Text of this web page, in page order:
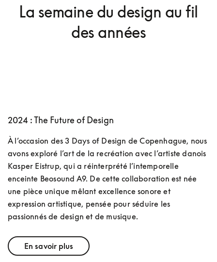
La semaine du design au fil
des années
2024 : The Future of Design
À l’occasion des 3 Days of Design de Copenhague, nous
avons exploré l’art de la recréation avec l’artiste danois
Kasper Eistrup, qui a réinterprété l’intemporelle
enceinte Beosound A9. De cette collaboration est née
une pièce unique mêlant excellence sonore et
expression artistique, pensée pour séduire les
passionnés de design et de musique.
En savoir plus